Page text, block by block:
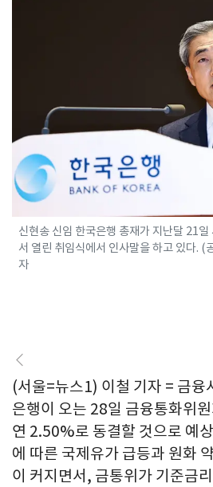
신현송 신임 한국은행 총재가 지난달 21일
서 열린 취임식에서 인사말을 하고 있다. (
자
(서울=뉴스1) 이철 기자 = 금융
은행이 오는 28일 금융통화위
연 2.50%로 동결할 것으로 예
에 따른 국제유가 급등과 원화
이 커지면서, 금통위가 기준금